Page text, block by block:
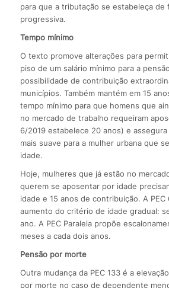
para que a tributação se estabeleça de
progressiva.
Tempo mínimo
O texto promove alterações para
piso de um salário mínimo para a
possibilidade de contribuição
municípios. Também mantém em 15
tempo mínimo para que homens que
no mercado de trabalho requeiram
6/2019 estabelece 20 anos) e
mais suave para a mulher urbana que
idade.
Hoje, mulheres que já estão no
querem se aposentar por idade
idade e 15 anos de contribuição. A
aumento do critério de idade gradual:
ano. A PEC Paralela propõe
meses a cada dois anos.
Pensão por morte
Outra mudança da PEC 133 é a
por morte no caso de dependente